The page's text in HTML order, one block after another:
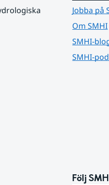
Jobba på
Om SMHI
SMHI-
SMHI-
Följ